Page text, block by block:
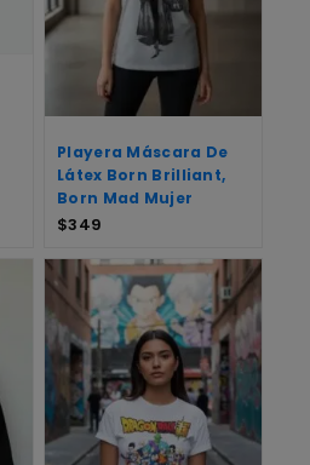
Playera Máscara De
Látex Born Brilliant,
Born Mad Mujer
$349